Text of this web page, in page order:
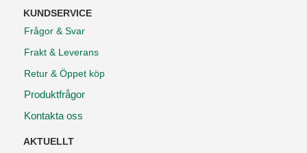
KUNDSERVICE
Frågor & Svar
Frakt & Leverans
Retur & Öppet köp
Produktfrågor
Kontakta oss
AKTUELLT